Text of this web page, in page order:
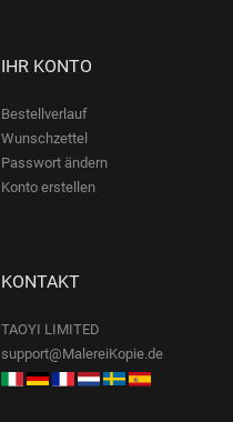
IHR KONTO
Bestellverlauf
Wunschzettel
Passwort ändern
Konto erstellen
KONTAKT
TAOYI LIMITED
support@MalereiKopie.de